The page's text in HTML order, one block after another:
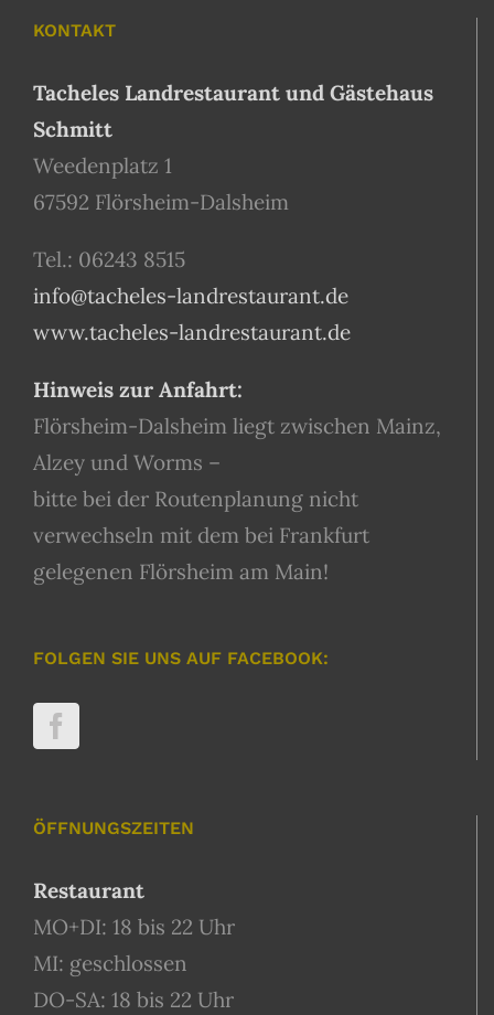
KONTAKT
Tacheles Landrestaurant und Gästehaus
Schmitt
Weedenplatz 1
67592 Flörsheim-Dalsheim
Tel.: 06243 8515
info@tacheles-landrestaurant.de
www.tacheles-landrestaurant.de
Hinweis zur Anfahrt:
Flörsheim-Dalsheim liegt zwischen Mainz,
Alzey und Worms –
bitte bei der Routenplanung nicht
verwechseln mit dem bei Frankfurt
gelegenen Flörsheim am Main!
FOLGEN SIE UNS AUF FACEBOOK:
ÖFFNUNGSZEITEN
Restaurant
MO+DI: 18 bis 22 Uhr
MI: geschlossen
DO-SA: 18 bis 22 Uhr